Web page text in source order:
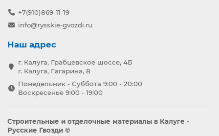
+7(910)869-11-19
info@rysskie-gvozdi.ru
Наш адрес
г. Калуга, Грабцевское шоссе, 4Б
г. Калуга, Гагарина, 8
Понедельник - Суббота 9:00 - 20:00
Воскресенье 9:00 - 19:00
Строительные и отделочные материалы в Калуге -
Русские Гвозди ©